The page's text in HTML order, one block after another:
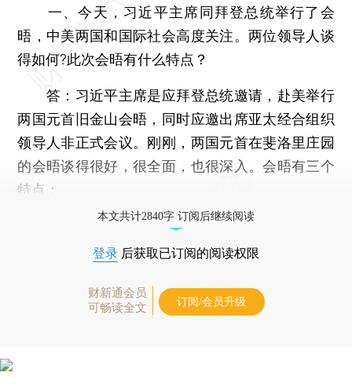
一、今天，习近平主席同拜登总统举行了会
晤，中美两国和国际社会高度关注。两位领导人谈
得如何?此次会晤有什么特点？
答：习近平主席是应拜登总统邀请，赴美举行
两国元首旧金山会晤，同时应邀出席亚太经合组织
领导人非正式会议。刚刚，两国元首在斐洛里庄园
的会晤谈得很好，很全面，也很深入。会晤有三个
特点：
本文共计2840字 订阅后继续阅读
登录 后获取已订阅的阅读权限
财新通会员
可畅读全文
订阅/会员升级